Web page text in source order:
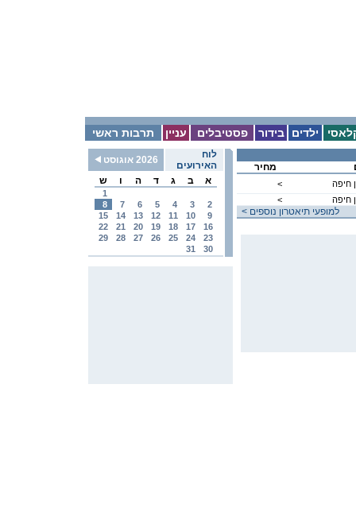
תרבות ראשי עניין פסטיבלים בידור ילדים
לוח
האירועים
2026 אוגוסט
א
ב ג ד ה ו ש
1
2
3
4
5
6
7
8
9
10
11
12
13
14
15
16
17
18
19
20
21
22
23
24
25
26
27
28
29
30
31
מחיר
<
חיפה
<
חיפה
< למופעי תיאטרון נוספים